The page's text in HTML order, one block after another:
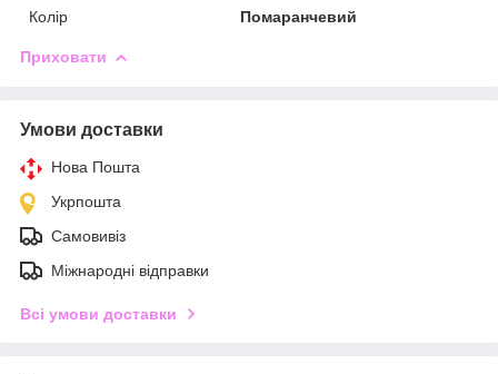
Колір
Помаранчевий
Приховати
Умови доставки
Нова Пошта
Укрпошта
Самовивіз
Міжнародні відправки
Всі умови доставки